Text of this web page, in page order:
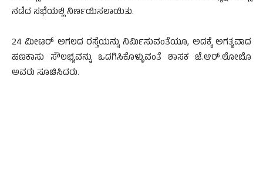
ನಡೆದ ಸಭೆಯಲ್ಲಿ ನಿರ್ಣಯಿಸಲಾಯಿತು.
24 ಮೀಟರ್ ಅಗಲದ ರಸ್ತೆಯನ್ನು ನಿರ್ಮಿಸುವಂತೆಯೂ, ಅದಕ್ಕೆ ಅಗತ್ಯವಾದ
ಹಣಕಾಸು ಸೌಲಭ್ಯವನ್ನು ಒದಗಿಸಿಕೊಳ್ಳುವಂತೆ ಶಾಸಕ ಜೆ.ಆರ್.ಲೋಬೊ
ಅವರು ಸೂಚಿಸಿದರು.